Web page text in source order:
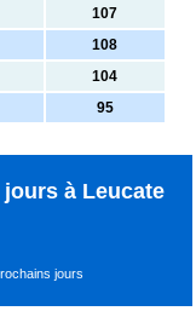
107
108
104
95
à Leucate
jours